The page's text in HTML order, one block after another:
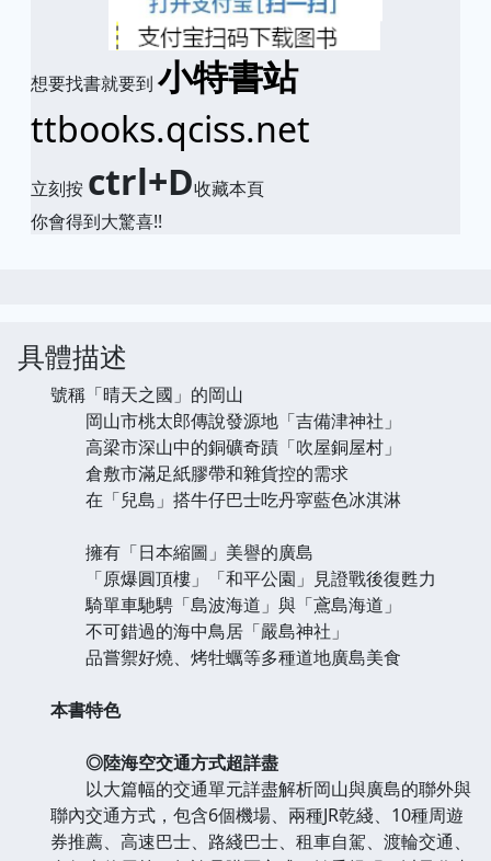
想要找書就要到 小特書站
ttbooks.qciss.net
立刻按 ctrl+D收藏本頁
你會得到大驚喜!!
具體描述
號稱「晴天之國」的岡山
岡山市桃太郎傳說發源地「吉備津神社」
高梁市深山中的銅礦奇蹟「吹屋銅屋村」
倉敷市滿足紙膠帶和雜貨控的需求
在「兒島」搭牛仔巴士吃丹寜藍色冰淇淋
擁有「日本縮圖」美譽的廣島
「原爆圓頂樓」「和平公園」見證戰後復甦力
騎單車馳騁「島波海道」與「鳶島海道」
不可錯過的海中鳥居「嚴島神社」
品嘗禦好燒、烤牡蠣等多種道地廣島美食
本書特色
◎陸海空交通方式超詳盡
以大篇幅的交通單元詳盡解析岡山與廣島的聯外與
聯內交通方式，包含6個機場、兩種JR乾綫、10種周遊
券推薦、高速巴士、路綫巴士、租車自駕、渡輪交通、